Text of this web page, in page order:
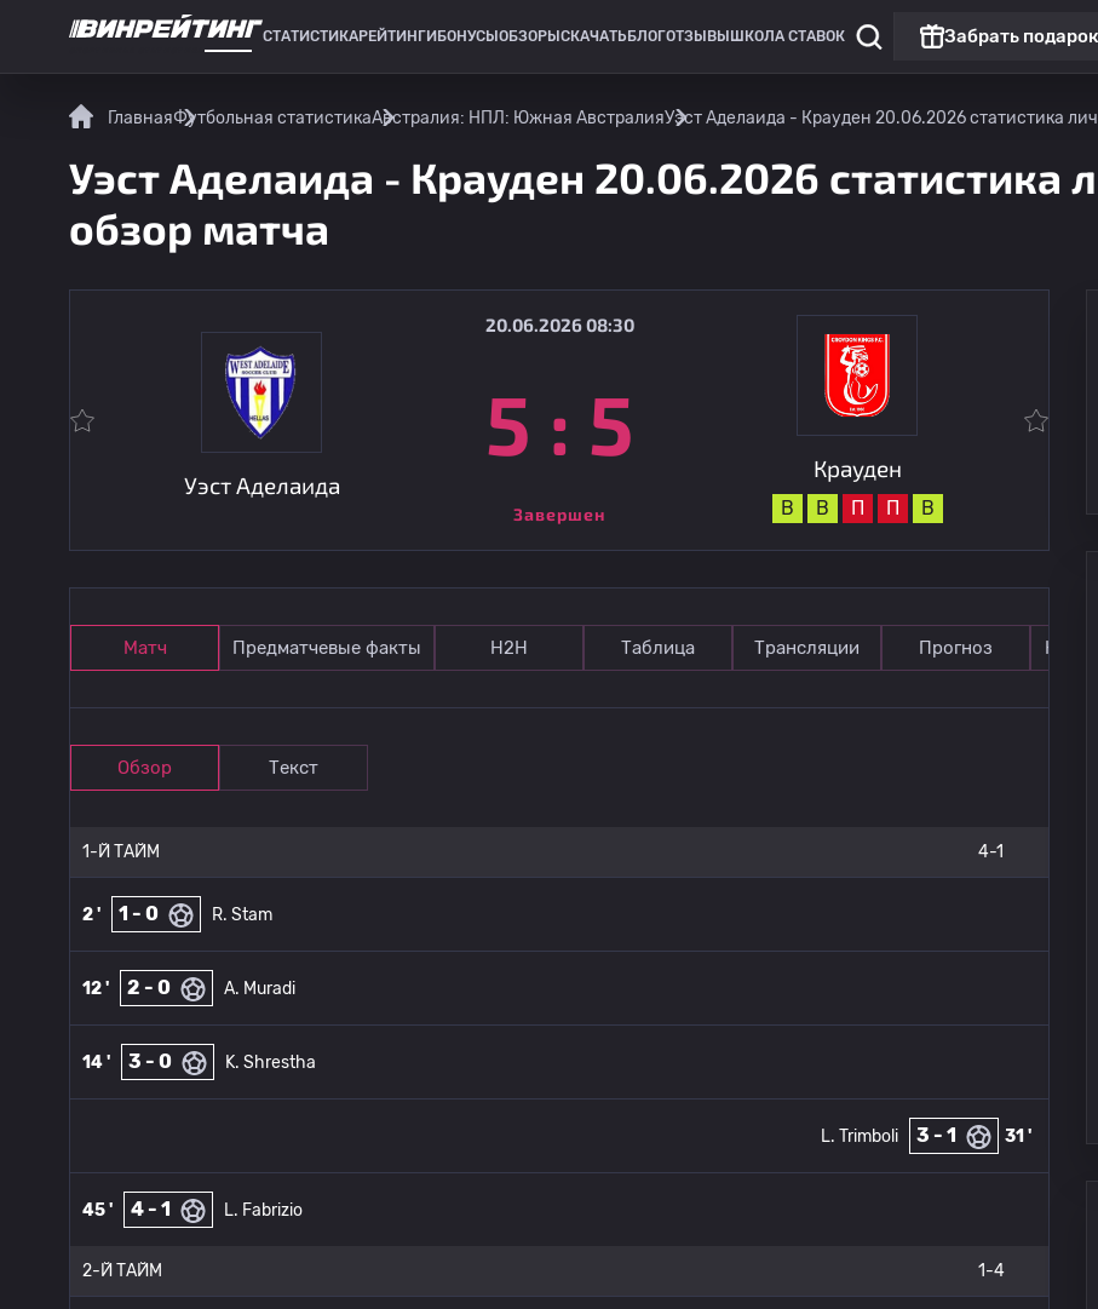
СТАТИСТИКАРЕЙТИНГИ БОНУСЫ ОБЗОРЫ СКАЧАТЬ БЛОГОТЗЫВЫ ШКОЛА СТАВОК Забрать подарок
ГлавнаяФутбольная статистикаАвстралия: НПЛ: Южная АвстралияУэст Аделаида - Крауден 20.06.2026 статистика
Уэст Аделаида - Крауден 20.06.2026 статистика
обзор матча
Уэст Аделаида
20.06.2026 08:30
5 : 5
Завершен
Крауден
В В П П В
Матч Предматчевые факты Н2Н Таблица Трансляции Прогноз
Обзор Текст
1-Й ТАЙМ 4-1
2 ' 1 - 0 R. Stam
12 ' 2 - 0 A. Muradi
14 ' 3 - 0 K. Shrestha
31 '
3 - 1
L. Trimboli
45 ' 4 - 1 L. Fabrizio
2-Й ТАЙМ 1-4
НПЛ: Южная Австралия
Крауден
15.08